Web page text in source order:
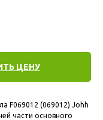
ЦЕНУ
F069012 (069012) Johh
части основного